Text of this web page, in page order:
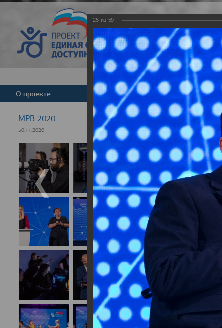
Версия для
О проекте Команда Новости
МРВ 2020
30.11.2020
25 из 59